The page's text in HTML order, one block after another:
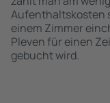
Aufenthaltskosten
einem Zimmer
Pleven für einen
gebucht wird.